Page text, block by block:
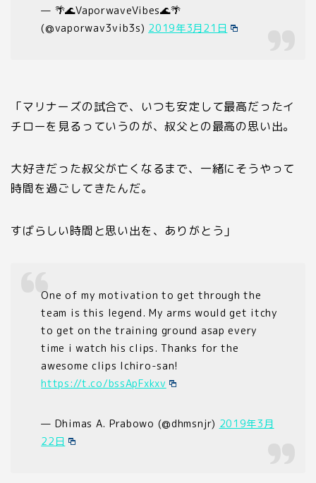
— 🌴🌊VaporwaveVibes🌊🌴
(@vaporwav3vib3s) 2019年3月21日
「マリナーズの試合で、いつも安定して最高だったイ
チローを見るっていうのが、叔父との最高の思い出。
大好きだった叔父が亡くなるまで、一緒にそうやって
時間を過ごしてきたんだ。
すばらしい時間と思い出を、ありがとう」
One of my motivation to get through the
team is this legend. My arms would get itchy
to get on the training ground asap every
time i watch his clips. Thanks for the
awesome clips Ichiro-san!
https://t.co/bssApFxkxv
— Dhimas A. Prabowo (@dhmsnjr) 2019年3月
22日